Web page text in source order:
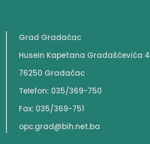
Grad Gradačac
Husein Kapetana Gradaščevića 4
76250 Gradačac
Telefon: 035/369-750
Fax: 035/369-751
opc.grad@bih.net.ba